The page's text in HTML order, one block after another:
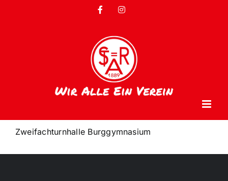
FacebookInstagram
Zweifachturnhalle Burggymnasium